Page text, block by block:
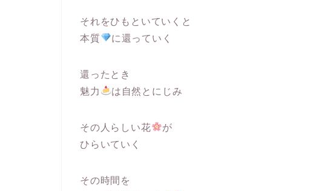
それをひもといていくと
本質
に還っていく
還ったとき
魅力
は自然とにじみ
その人らしい花
が
ひらいていく
その時間を